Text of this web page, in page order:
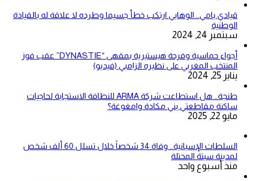
قيادي بامي.. الوهابي ارتكب خطأ جسيما وطرده لا علاقة له بالقيادة
الوطنية
سبتمبر 24, 2024
أجواء حماسية وفرحة هيستيرية بمقهى “DYNASTIE” عقب فوز
المنتخب المغربي على نظيره الزامبي (فيديو)
يناير 25, 2024
طنجة.. هل استطاعت شركة ARMA للنظافة الاستجابة لحاجيات
ساكنة مقاطعتي بني مكادة وامغوغة؟
مايو 22, 2025
السلطات الإسبانية.. وفاة 34 شخصاً خلال تسلل 60 ألف شخص
لمدينة سبتة المحتلة
منذ أسبوع واحد